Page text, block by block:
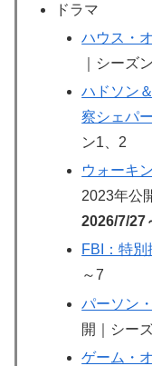
ドラマ
ハウス・
｜シーズ
ハドソン
察シェパ
ン1、2
ウォーキ
2023年公
2026/7/27
FBI：特別
～7
パーソン
開｜シー
ゲーム・